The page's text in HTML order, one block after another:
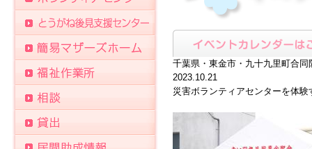
千葉県・東金市・九十九里町合同
2023.10.21
災害ボランティアセンターを体